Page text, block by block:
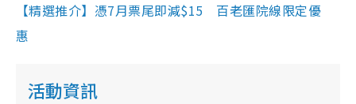
【精選推介】憑7月票尾即減$15 百老匯院線限定優
惠
活動資訊